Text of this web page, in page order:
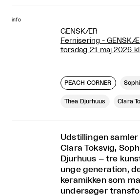
info
GENSKÆR
Fernisering -
torsdag 21 maj 2026
PEACH CORNER
Thea Djurhuus Clara
Udstillingen
Clara Toksvig,
Djurhuus – tre
unge generation,
keramikken som
undersøger